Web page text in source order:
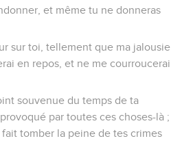
et même tu ne donneras
sur toi, tellement que ma jalousie
en repos, et ne me courroucerai
souvenue du temps de ta
par toutes ces choses-là ;
tomber la peine de tes crimes